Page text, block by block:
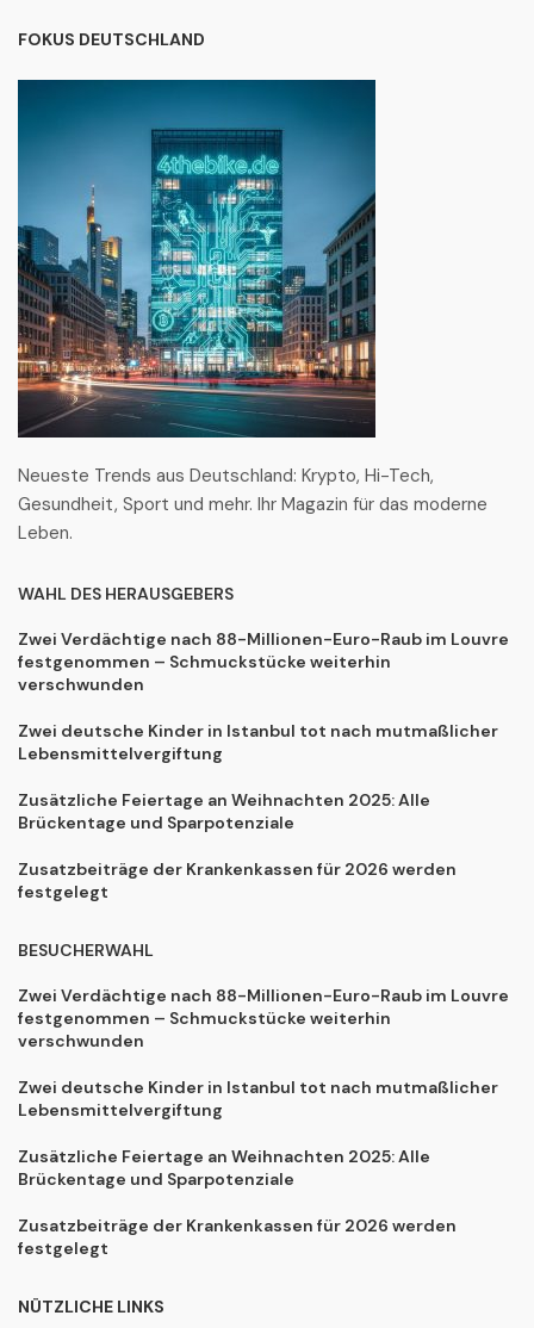
FOKUS DEUTSCHLAND
Neueste Trends aus Deutschland: Krypto, Hi-Tech,
Gesundheit, Sport und mehr. Ihr Magazin für das moderne
Leben.
WAHL DES HERAUSGEBERS
Zwei Verdächtige nach 88-Millionen-Euro-Raub im Louvre
festgenommen – Schmuckstücke weiterhin
verschwunden
Zwei deutsche Kinder in Istanbul tot nach mutmaßlicher
Lebensmittelvergiftung
Zusätzliche Feiertage an Weihnachten 2025: Alle
Brückentage und Sparpotenziale
Zusatzbeiträge der Krankenkassen für 2026 werden
festgelegt
BESUCHERWAHL
Zwei Verdächtige nach 88-Millionen-Euro-Raub im Louvre
festgenommen – Schmuckstücke weiterhin
verschwunden
Zwei deutsche Kinder in Istanbul tot nach mutmaßlicher
Lebensmittelvergiftung
Zusätzliche Feiertage an Weihnachten 2025: Alle
Brückentage und Sparpotenziale
Zusatzbeiträge der Krankenkassen für 2026 werden
festgelegt
NÜTZLICHE LINKS